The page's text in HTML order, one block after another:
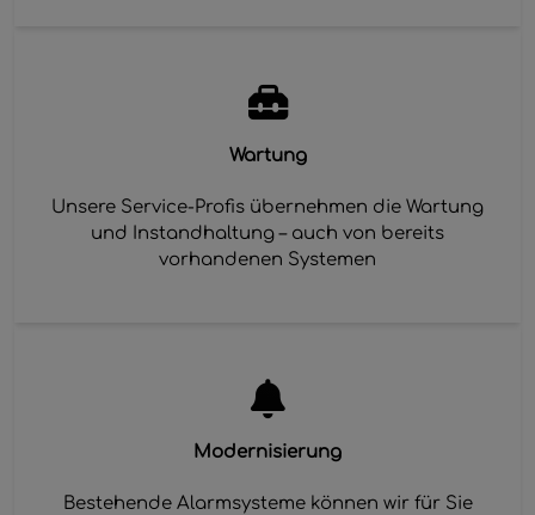
Wartung
Unsere Service-Profis übernehmen die Wartung
und Instandhaltung – auch von bereits
vorhandenen Systemen
Modernisierung
Bestehende Alarmsysteme können wir für Sie